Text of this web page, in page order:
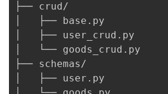
者
学
堂
支
持
├── crud/                 # 数
│   ├── base.py           #
│   ├── user_crud.py
│   └── goods_crud.py
├── schemas/              #
│   ├── user.py           #